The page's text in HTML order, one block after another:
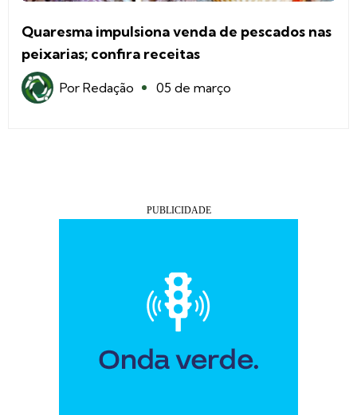
Quaresma impulsiona venda de pescados nas
peixarias; confira receitas
Por Redação 05 de março